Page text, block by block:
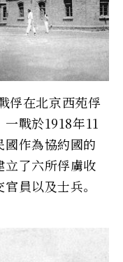
俘在北京西苑俘
戰於1918年11
作為協約國的
立了六所俘虜收
員以及士兵。